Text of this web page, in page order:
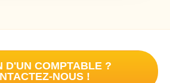
D'UN COMPTABLE ?
NOUS !